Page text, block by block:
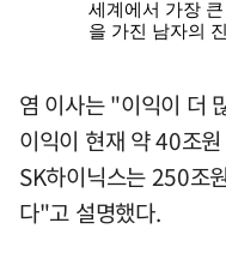
염 이사는 "이익이 더
이익이 현재 약 40조
SK하이닉스는 250조
다"고 설명했다.